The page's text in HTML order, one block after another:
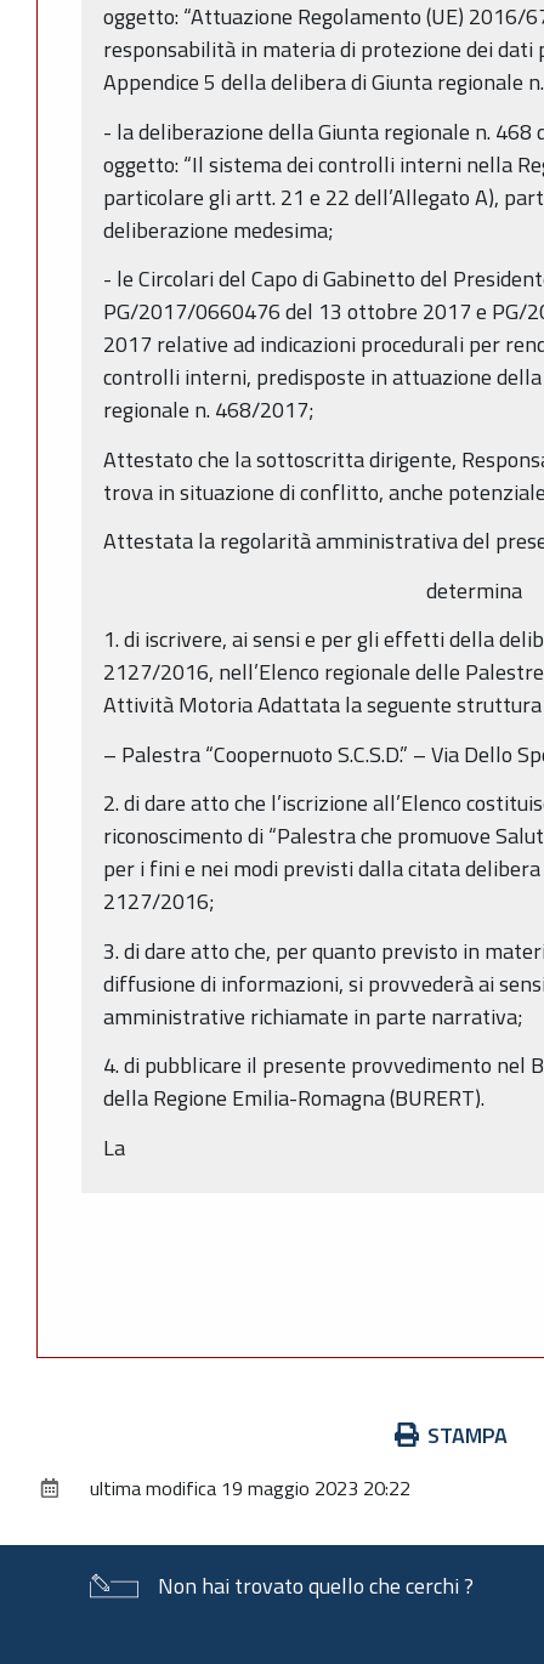
oggetto: “Attuazione Regolamento (UE) 2016/
responsabilità in materia di protezione dei dati
Appendice 5 della delibera di Giunta regionale
- la deliberazione della Giunta regionale n.
oggetto: “Il sistema dei controlli interni nella
particolare gli artt. 21 e 22 dell’Allegato A),
deliberazione medesima;
- le Circolari del Capo di Gabinetto del
PG/2017/0660476 del 13 ottobre 2017 e PG/
2017 relative ad indicazioni procedurali per
controlli interni, predisposte in attuazione
regionale n. 468/2017;
Attestato che la sottoscritta dirigente,
trova in situazione di conflitto, anche
Attestata la regolarità amministrativa del
determina
1. di iscrivere, ai sensi e per gli effetti della
2127/2016, nell’Elenco regionale delle
Attività Motoria Adattata la seguente
– Palestra “Coopernuoto S.C.S.D.” – Via Dello
2. di dare atto che l’iscrizione all’Elenco
riconoscimento di “Palestra che promuove
per i fini e nei modi previsti dalla citata
2127/2016;
3. di dare atto che, per quanto previsto in
diffusione di informazioni, si provvederà ai
amministrative richiamate in parte narrativa;
4. di pubblicare il presente provvedimento nel
della Regione Emilia-Romagna (BURERT).
La
documento
STAMPA
ultima modifica 19 maggio 2023 20:22
Non hai trovato quello che cerchi ?